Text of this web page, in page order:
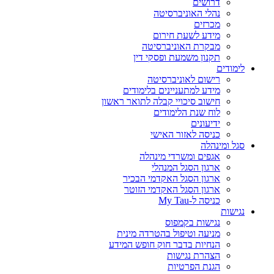
נהלי האוניברסיטה
מכרזים
מידע לשעת חירום
מבקרת האוניברסיטה
תקנון משמעת ופסקי דין
לימודים
רישום לאוניברסיטה
מידע למתעניינים בלימודים
חישוב סיכויי קבלה לתואר ראשון
לוח שנת הלימודים
ידיעונים
כניסה לאזור האישי
סגל ומינהלה
אגפים ומשרדי מינהלה
ארגון הסגל המנהלי
ארגון הסגל האקדמי הבכיר
ארגון הסגל האקדמי הזוטר
כניסה ל-My Tau
נגישות
נגישות בקמפוס
מניעה וטיפול בהטרדה מינית
הנחיות בדבר חוק חופש המידע
הצהרת נגישות
הגנת הפרטיות